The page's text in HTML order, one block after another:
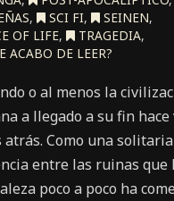
, SCI FI, SEINEN,
OF LIFE, TRAGEDIA,
ACABO DE LEER?
o al menos la
a llegado a su fin hace
atrás. Como una solitaria
entre las ruinas que
poco a poco ha